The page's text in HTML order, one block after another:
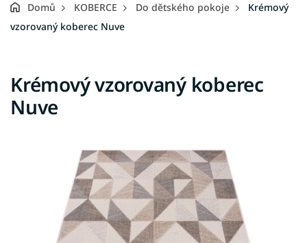
Domů KOBERCE Do dětského pokoje
Krémový
vzorovaný koberec Nuve
Krémový vzorovaný koberec
Nuve